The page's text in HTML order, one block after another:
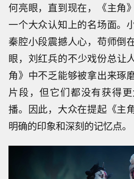
何亮眼，直到现在，《主角
一个大众认知上的名场面。
秦腔小段震撼人心，苟师倒
眼，刘红兵的不少戏份总
角》中不乏能够被拿出来琢
片段，但它们都没有获得
播。因此，大众在提起《主
明确的印象和深刻的记忆点。